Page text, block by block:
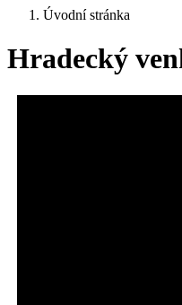
Úvodní stránka
Hradecký